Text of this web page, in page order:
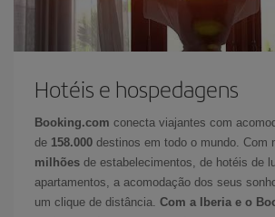
Hotéis e hospedagens
Booking.com conecta viajantes com
de 158.000 destinos em todo o mundo. Com
milhões de estabelecimentos, de hotéis de
apartamentos, a acomodação dos seus
um clique de distância. Com a Iberia e o